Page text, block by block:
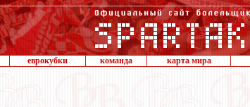
еврокубки команда карта мира